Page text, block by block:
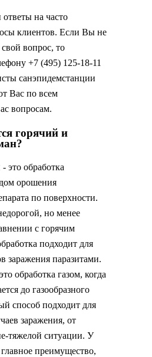
на часто
клиентов. Если Вы не
вопрос, то
+7 (495) 125-18-11
санэпидемстанции
Вас по всем
вопросам.
горячий и
это обработка
орошения
по поверхности.
но менее
с горячим
подходит для
заражения паразитами.
обработка газом, когда
до газообразного
способ подходит для
заражения, от
тяжелой ситуации. У
преимущество,